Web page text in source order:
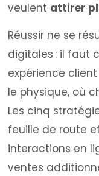
veulent attirer
Réussir ne se
digitales : il faut
expérience
le physique, où
Les cinq
feuille de route
interactions en
ventes